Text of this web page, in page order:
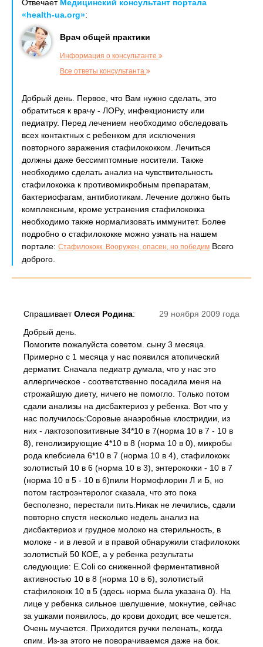
Отвечает Медицинский консультант портала
«health-ua.org»:
Врач общей практики
Информация о консультанте
Все ответы консультанта
Добрый день. Первое, что Вам нужно сделать, это
обратиться к врачу - ЛОРу, инфекционисту или
педиатру. Перед лечением необходимо обследовать
всех контактных с ребенком для исключения
повторного заражения стафилококком. Лечиться
должны даже бессимптомные носители. Также
необходимо сделать анализ на чувствительность
стафилококка к противомикробным препаратам,
бактериофагам, антибиотикам. Лечение должно быть
комплексным, кроме устранения стафилококка
необходимо также нормализовать иммунитет. Более
подробно о стафилококке можно узнать на нашем
портале: Стафилококк. Вооружен, опасен, но победим Всего
доброго.
29 ноября 2009 года
СпрашиваетОлеся Родина:
Добрый день.
Помогите пожалуйста советом. сыну 3 месяца.
Примерно с 1 месяца у нас появился атопический
дерматит. Сначала педиатр думала, что у нас это
аллергическое - соответственно посадила меня на
строжайшую диету, ничего не помогло. Только потом
сдали анализы на дисбактериоз у ребенка. Вот что у
нас получилось:Соровые анаэробные клостридии, из
них - лактозопозитивные 34*10 в 7(норма 10 в 7 - 10 в
8), генолизирующие 4*10 в 8 (норма 10 в 0), микробы
рода клебсиела 6*10 в 7 (норма 10 в 4), стафилококк
золотистый 10 в 6 (норма 10 в 3), энтерококки - 10 в 7
(норма 10 в 5 - 10 в 6)пили Нормофлорин Л и Б, но
потом гастроэнтеролог сказала, что это пока
бесполезно, перестали пить.Никак не лечились, сдали
повторно спустя несколько недель анализ на
дисбактериоз и грудное молоко на стерильность, в
молоке - и в левой и в правой обнаружили стафилококк
золотистый 50 КОЕ, а у ребенка результаты
следующие: E.Coli со сниженной ферментативной
активностью 10 в 8 (норма 10 в 6), золотистый
стафилококк 10 в 5 (здесь норма была указана 0). На
лице у ребенка сильное шелушение, мокнутие, сейчас
за ушками появилось, до крови доходит, все чешется.
Очень мучается. Приходится ручки пеленать, когда
спим. Из-за этого не поворачиваемся даже на бок.